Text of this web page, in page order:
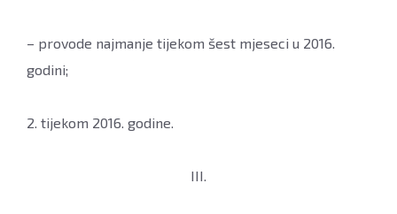
– provode najmanje tijekom šest mjeseci u 2016.
godini;
2. tijekom 2016. godine.
III.